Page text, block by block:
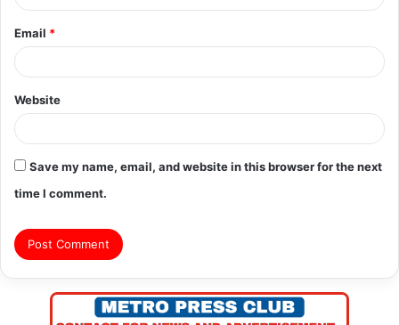
Email *
Website
Save my name, email, and website in this browser for the next
time I comment.